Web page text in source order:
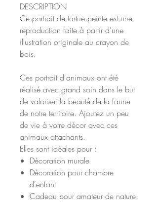
DESCRIPTION
Ce portrait de tortue peinte est une
reproduction faite à partir d'une
illustration originale au crayon de
bois.
Ces portrait d'animaux ont été
réalisé avec grand soin dans le but
de valoriser la beauté de la faune
de notre territoire. Ajoutez un peu
de vie à votre décor avec ces
animaux attachants.
Elles sont idéales pour :
Décoration murale
Décoration pour chambre
d'enfant
Cadeau pour amateur de nature